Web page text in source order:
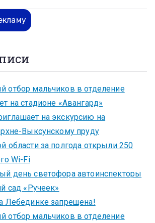
отбор мальчиков в отделение
на стадионе «Авангард»
на экскурсию на
Выксунскому пруду
области за полгода открыли 250
Wi-Fi
день светофора автоинспекторы
сад «Ручеек»
Лебединке запрещена!
отбор мальчиков в отделение